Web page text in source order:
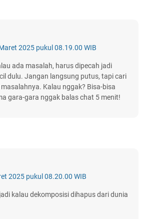
2025 pukul 08.19.00 WIB
ada masalah, harus dipecah jadi
dulu. Jangan langsung putus, tapi cari
Kalau nggak? Bisa-bisa
gara-gara nggak balas chat 5 menit!
2025 pukul 08.20.00 WIB
kalau dekomposisi dihapus dari dunia